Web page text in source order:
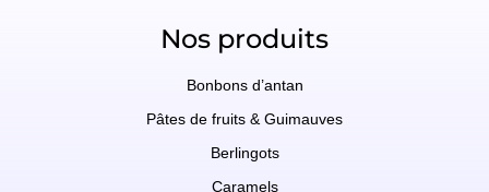
Nos produits
Bonbons d’antan
Pâtes de fruits & Guimauves
Berlingots
Caramels